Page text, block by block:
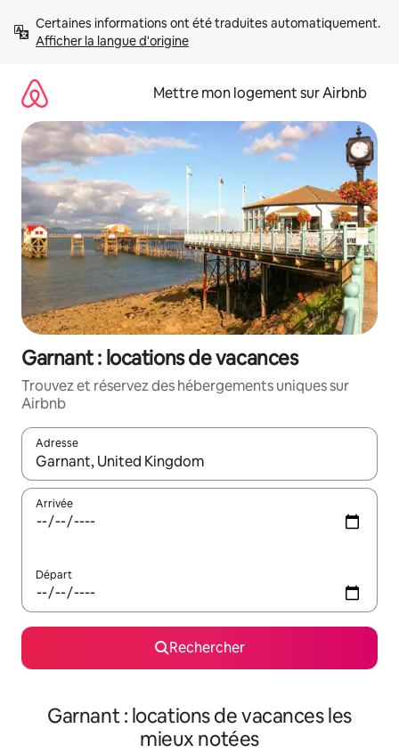
directement
Afficher la langue d'origine
Mettre mon logement sur Airbnb
Garnant : locations de vacances
Trouvez et réservez des hébergements uniques sur
Airbnb
Adresse
Lorsque les résultats s'affichent, utilisez les flèches vers le
Arrivée
Départ
Rechercher
Garnant : locations de vacances les
mieux notées